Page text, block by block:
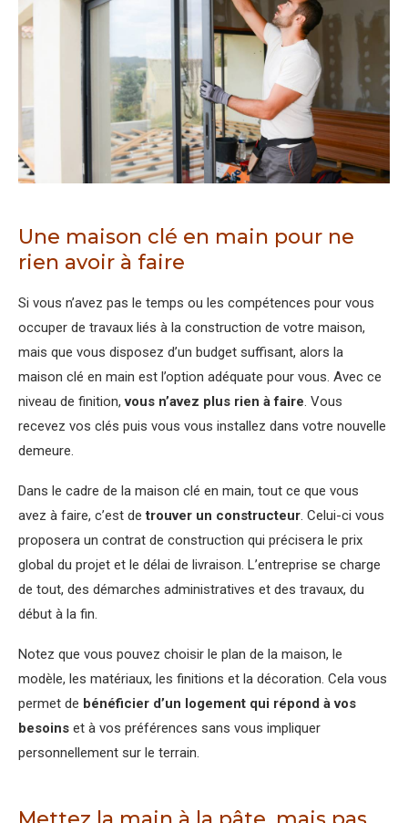
Une maison clé en main pour ne
rien avoir à faire
Si vous n’avez pas le temps ou les compétences pour vous
occuper de travaux liés à la construction de votre maison,
mais que vous disposez d’un budget suffisant, alors la
maison clé en main est l’option adéquate pour vous. Avec ce
niveau de finition,vous n’avez plus rien à faire . Vous
recevez vos clés puis vous vous installez dans votre nouvelle
demeure.
Dans le cadre de la maison clé en main, tout ce que vous
avez à faire, c’est detrouver un constructeur . Celui-ci vous
proposera un contrat de construction qui précisera le prix
global du projet et le délai de livraison. L’entreprise se charge
de tout, des démarches administratives et des travaux, du
début à la fin.
Notez que vous pouvez choisir le plan de la maison, le
modèle, les matériaux, les finitions et la décoration. Cela vous
permet de bénéficier d’un logement qui répond à vos
besoins et à vos préférences sans vous impliquer
personnellement sur le terrain.